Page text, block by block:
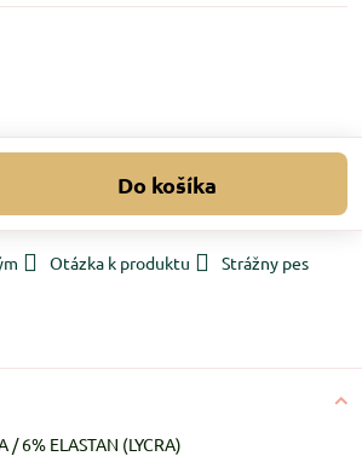
Do košíka
Otázka k produktu
Strážny pes
6% ELASTAN (LYCRA)